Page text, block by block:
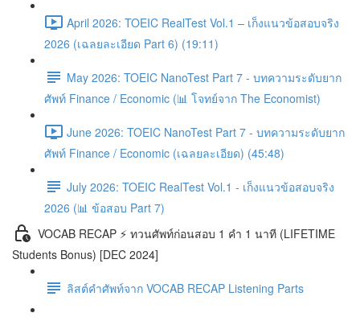
April 2026: TOEIC RealTest Vol.1 – เก็งแนวข้อสอบจริง
2026 (เฉลยละเอียด Part 6) (19:11)
May 2026: TOEIC NanoTest Part 7 - บทความระดับยาก
ศัพท์ Finance / Economic (📊 โจทย์จาก The Economist)
June 2026: TOEIC NanoTest Part 7 - บทความระดับยาก
ศัพท์ Finance / Economic (เฉลยละเอียด) (45:48)
July 2026: TOEIC RealTest Vol.1 - เก็งแนวข้อสอบจริง
2026 (📊 ข้อสอบ Part 7)
VOCAB RECAP ⚡️ ทวนศัพท์ก่อนสอบ 1 คำ 1 นาที (LIFETIME
Students Bonus) [DEC 2024]
ลิสต์คำศัพท์จาก VOCAB RECAP Listening Parts